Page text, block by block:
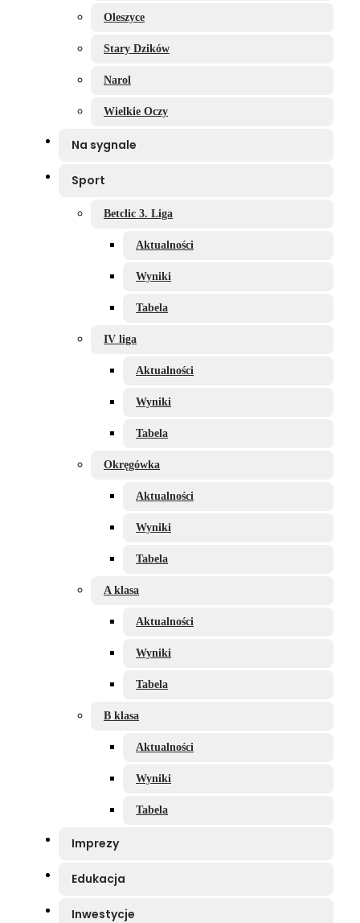
Oleszyce
Stary Dzików
Narol
Wielkie Oczy
Na sygnale
Sport
Betclic 3. Liga
Aktualności
Wyniki
Tabela
IV liga
Aktualności
Wyniki
Tabela
Okręgówka
Aktualności
Wyniki
Tabela
A klasa
Aktualności
Wyniki
Tabela
B klasa
Aktualności
Wyniki
Tabela
Imprezy
Edukacja
Inwestycje